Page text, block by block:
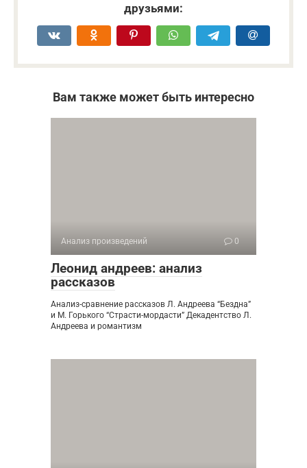
друзьями:
Вам также может быть интересно
Анализ произведений 0
Леонид андреев: анализ
рассказов
Анализ-сравнение рассказов Л. Андреева “Бездна”
и М. Горького “Страсти-мордасти” Декадентство Л.
Андреева и романтизм